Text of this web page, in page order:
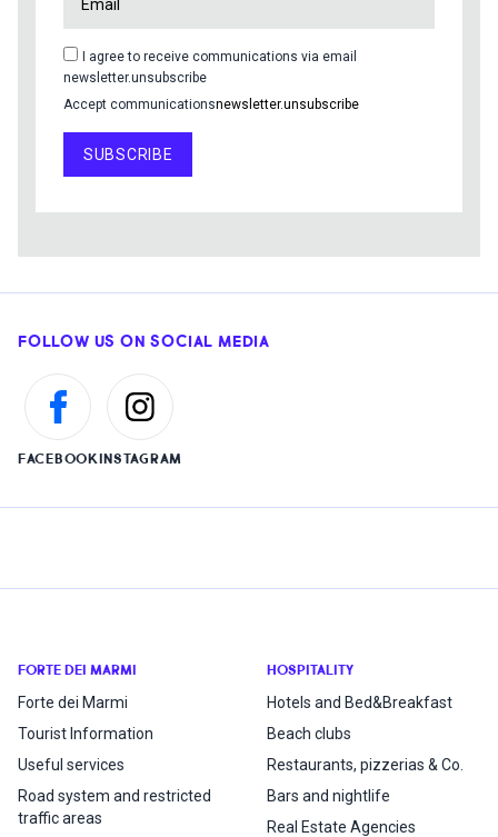
I agree to receive communications via email
newsletter.unsubscribe
Accept communicationsnewsletter.unsubscribe
SUBSCRIBE
FOLLOW US ON SOCIAL MEDIA
FACEBOOKINSTAGRAM
FORTE DEI MARMI
Forte dei Marmi
Tourist Information
Useful services
Road system and restricted
traffic areas
HOSPITALITY
Hotels and Bed&Breakfast
Beach clubs
Restaurants, pizzerias & Co.
Bars and nightlife
Real Estate Agencies